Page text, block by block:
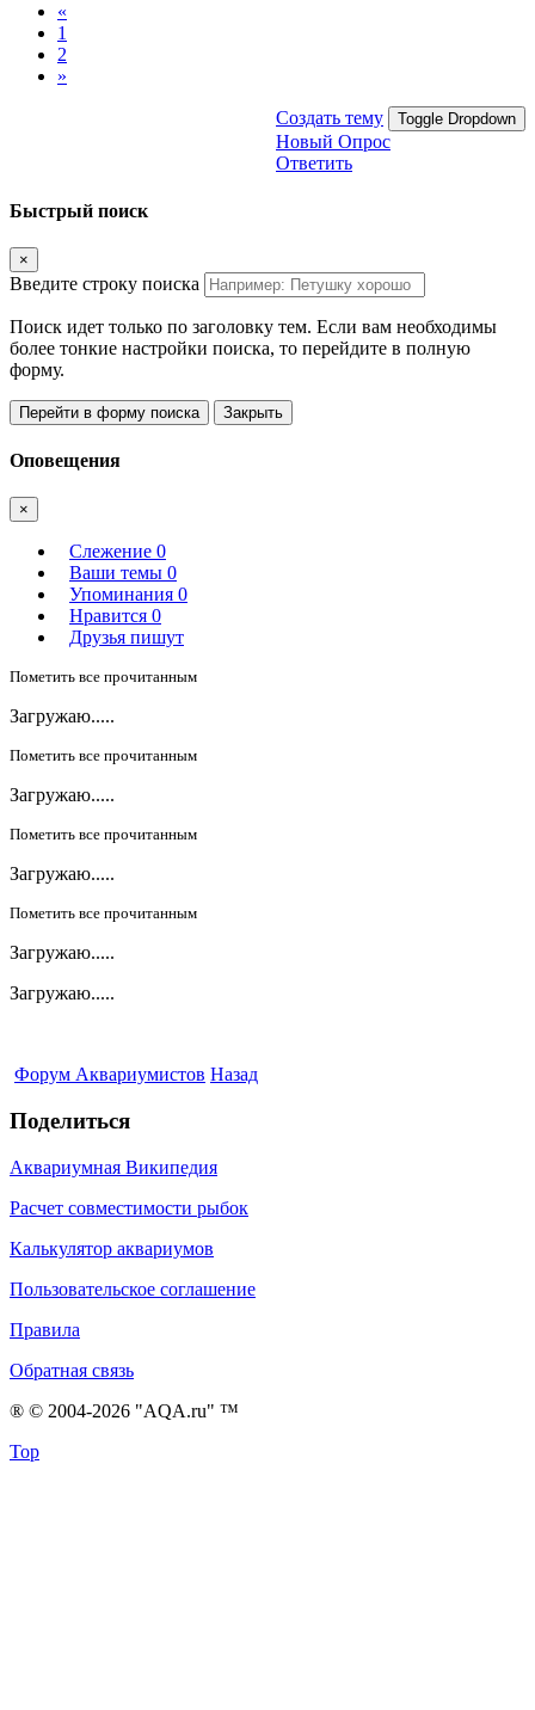
«
1
2
»
Создать тему Toggle Dropdown
Новый Опрос
Ответить
Быстрый поиск
×
Введите строку поиска
Поиск идет только по заголовку тем. Если вам необходимы
более тонкие настройки поиска, то перейдите в полную
форму.
Перейти в форму поиска Закрыть
Оповещения
×
Слежение 0
Ваши темы 0
Упоминания 0
Нравится 0
Друзья пишут
Пометить все прочитанным
Загружаю.....
Пометить все прочитанным
Загружаю.....
Пометить все прочитанным
Загружаю.....
Пометить все прочитанным
Загружаю.....
Загружаю.....
Форум Аквариумистов Назад
Поделиться
Аквариумная Википедия
Расчет совместимости рыбок
Калькулятор аквариумов
Пользовательское соглашение
Правила
Обратная связь
® © 2004-2026 "AQA.ru" ™
Top